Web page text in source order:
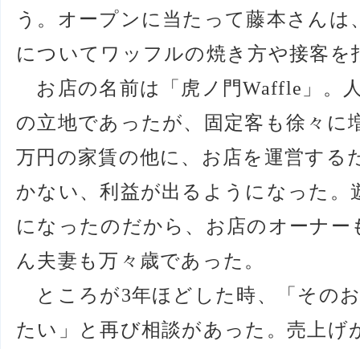
う。オープンに当たって藤本さん
についてワッフルの焼き方や接客
お店の名前は「虎ノ門Waffle」。
の立地であったが、固定客も徐々に
万円の家賃の他に、お店を運営する
かない、利益が出るようになった。
になったのだから、お店のオーナー
ん夫妻も万々歳であった。
ところが3年ほどした時、「その
たい」と再び相談があった。売上げ